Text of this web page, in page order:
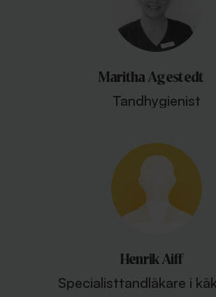
Maritha Agestedt
Tandhygienist
Henrik Aiff
Specialisttandläkare i